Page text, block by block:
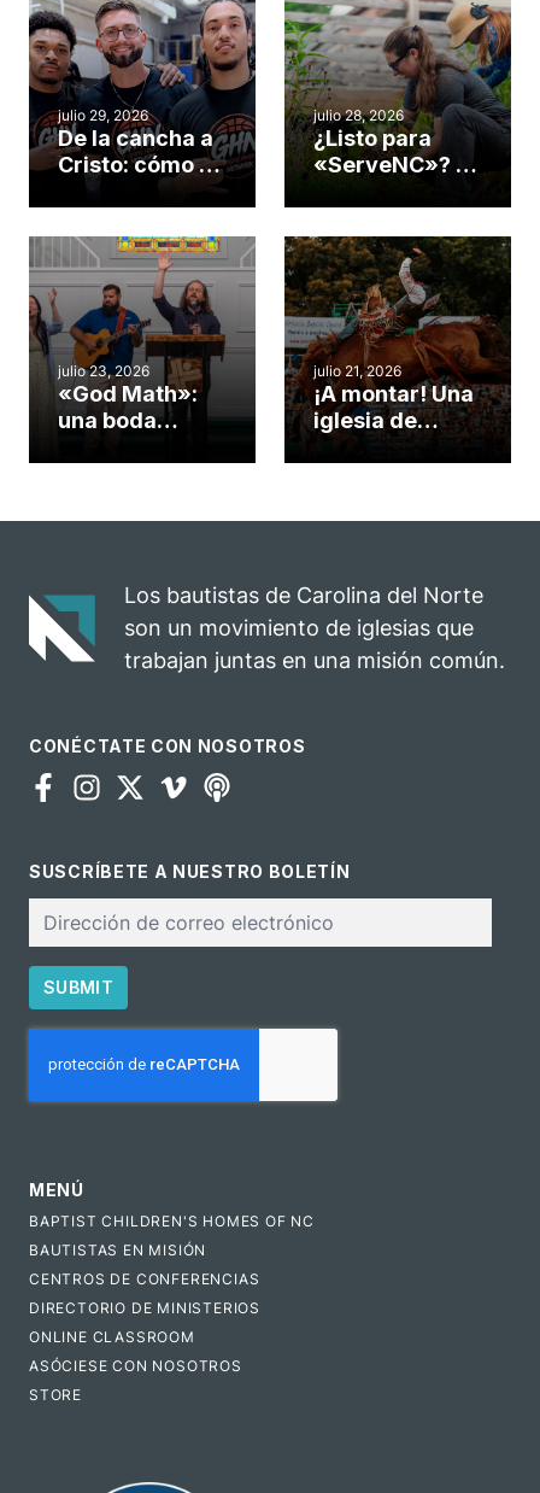
julio 29, 2026
De la cancha a
Cristo: cómo el
gimnasio de
Cary se
convirtió en un
insólito campo
misionero te
cuento
julio 28, 2026
¿Listo para
«ServeNC»? 4
obra de Dios
durante la
Semana
ServeNC
julio 23, 2026
«God Math»:
una boda
celebra el
julio 21, 2026
¡A montar! Una
iglesia de
rodeo anual en
para el
ministerio
Los bautistas de Carolina del Norte
son un movimiento de iglesias que
trabajan juntas en una misión común.
CONÉCTATE CON NOSOTROS
SUSCRÍBETE A NUESTRO BOLETÍN
electrónico
SUBMIT
MENÚ
BAPTIST CHILDREN'S HOMES OF NC
BAUTISTAS EN MISIÓN
CENTROS DE CONFERENCIAS
DIRECTORIO DE MINISTERIOS
ONLINE CLASSROOM
ASÓCIESE CON NOSOTROS
STORE